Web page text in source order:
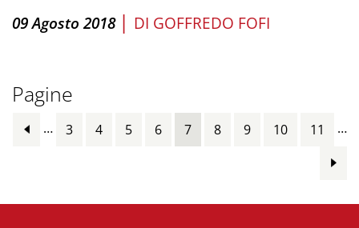
09 Agosto 2018 | DI GOFFREDO FOFI
Pagine
… 3 4 5 6 7 8 9 10 11 …